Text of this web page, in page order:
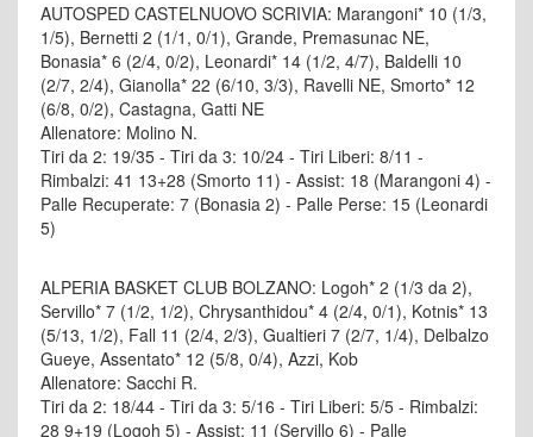
AUTOSPED CASTELNUOVO SCRIVIA: Marangoni* 10 (1/3,
1/5), Bernetti 2 (1/1, 0/1), Grande, Premasunac NE,
Bonasia* 6 (2/4, 0/2), Leonardi* 14 (1/2, 4/7), Baldelli 10
(2/7, 2/4), Gianolla* 22 (6/10, 3/3), Ravelli NE, Smorto* 12
(6/8, 0/2), Castagna, Gatti NE
Allenatore: Molino N.
Tiri da 2: 19/35 - Tiri da 3: 10/24 - Tiri Liberi: 8/11 -
Rimbalzi: 41 13+28 (Smorto 11) - Assist: 18 (Marangoni 4) -
Palle Recuperate: 7 (Bonasia 2) - Palle Perse: 15 (Leonardi
5)
ALPERIA BASKET CLUB BOLZANO: Logoh* 2 (1/3 da 2),
Servillo* 7 (1/2, 1/2), Chrysanthidou* 4 (2/4, 0/1), Kotnis* 13
(5/13, 1/2), Fall 11 (2/4, 2/3), Gualtieri 7 (2/7, 1/4), Delbalzo
Gueye, Assentato* 12 (5/8, 0/4), Azzi, Kob
Allenatore: Sacchi R.
Tiri da 2: 18/44 - Tiri da 3: 5/16 - Tiri Liberi: 5/5 - Rimbalzi:
28 9+19 (Logoh 5) - Assist: 11 (Servillo 6) - Palle